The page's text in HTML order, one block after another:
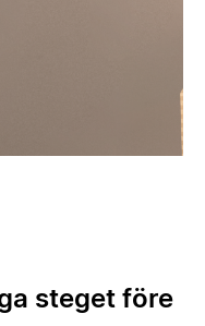
steget före